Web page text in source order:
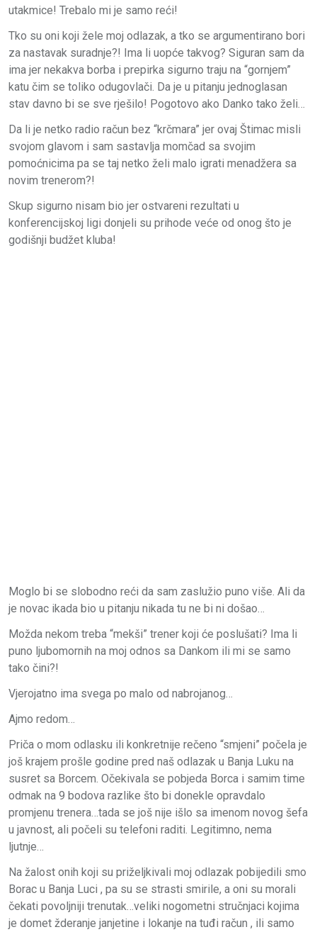
utakmice! Trebalo mi je samo reći!
Tko su oni koji žele moj odlazak, a tko se argumentirano bori
za nastavak suradnje?! Ima li uopće takvog? Siguran sam da
ima jer nekakva borba i prepirka sigurno traju na “gornjem”
katu čim se toliko odugovlači. Da je u pitanju jednoglasan
stav davno bi se sve rješilo! Pogotovo ako Danko tako želi…
Da li je netko radio račun bez “krčmara” jer ovaj Štimac misli
svojom glavom i sam sastavlja momčad sa svojim
pomoćnicima pa se taj netko želi malo igrati menadžera sa
novim trenerom?!
Skup sigurno nisam bio jer ostvareni rezultati u
konferencijskoj ligi donjeli su prihode veće od onog što je
godišnji budžet kluba!
Moglo bi se slobodno reći da sam zaslužio puno više. Ali da
je novac ikada bio u pitanju nikada tu ne bi ni došao…
Možda nekom treba “mekši” trener koji će poslušati? Ima li
puno ljubomornih na moj odnos sa Dankom ili mi se samo
tako čini?!
Vjerojatno ima svega po malo od nabrojanog…
Ajmo redom…
Priča o mom odlasku ili konkretnije rečeno “smjeni” počela je
još krajem prošle godine pred naš odlazak u Banja Luku na
susret sa Borcem. Očekivala se pobjeda Borca i samim time
odmak na 9 bodova razlike što bi donekle opravdalo
promjenu trenera…tada se još nije išlo sa imenom novog šefa
u javnost, ali počeli su telefoni raditi. Legitimno, nema
ljutnje…
Na žalost onih koji su priželjkivali moj odlazak pobijedili smo
Borac u Banja Luci , pa su se strasti smirile, a oni su morali
čekati povoljniji trenutak…veliki nogometni stručnjaci kojima
je domet žderanje janjetine i lokanje na tuđi račun , ili samo